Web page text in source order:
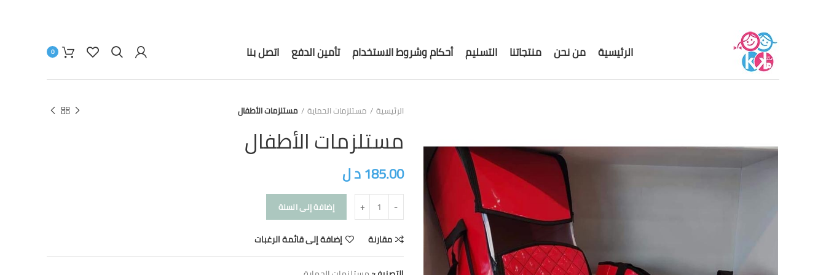
الرئيسية من نحن منتجاتنا التسليم أحكام وشروط الاستخدام تأمين الدفع اتصل بنا 0
الرئيسية مستلزمات الحماية مستلزمات الأطفال
مستلزمات الأطفال
185.00د ل
إضافة إلى السلة
مقارنة إضافة إلى قائمة الرغبات